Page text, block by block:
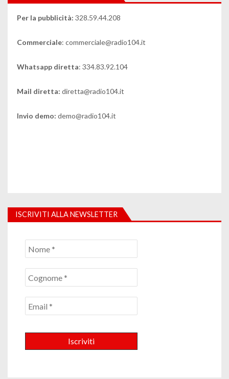
Per la pubblicità: 328.59.44.208
Commerciale: commerciale@radio104.it
Whatsapp diretta: 334.83.92.104
Mail diretta: diretta@radio104.it
Invio demo: demo@radio104.it
ISCRIVITI ALLA NEWSLETTER